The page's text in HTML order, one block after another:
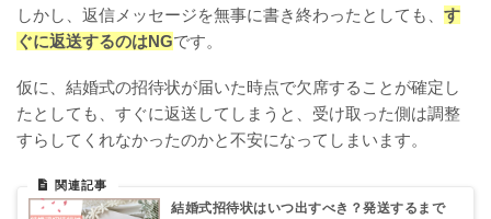
しかし、返信メッセージを無事に書き終わったとしても、 す
ぐに返送するのはNGです。
仮に、結婚式の招待状が届いた時点で欠席することが確定し
たとしても、すぐに返送してしまうと、受け取った側は調整
すらしてくれなかったのかと不安になってしまいます。
結婚式招待状はいつ出すべき？発送するまで